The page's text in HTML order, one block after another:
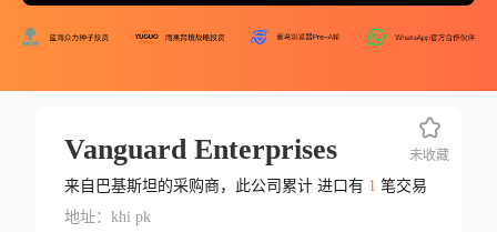
Vanguard Enterprises
来自巴基斯坦的采购商，此公司累计 进口有 1 笔交易
地址：khi pk
未收藏